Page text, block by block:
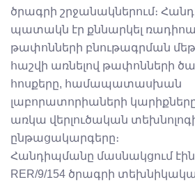
ծրագրի շրջանակներում։
պատակն էր քննարկել
թափոնների բնութագրման
հաշվի առնելով թափոնների
հոսքերը, համապատասխան
լաբորատորիաների
առկա վերլուծական
ընթացակարգերը։
Հանդիպմանը մասնակցում
RER/9/154 ծրագրի